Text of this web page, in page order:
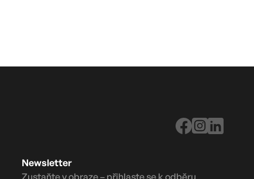
Newsletter
Zustaňte v obraze – přihlaste se k odběru